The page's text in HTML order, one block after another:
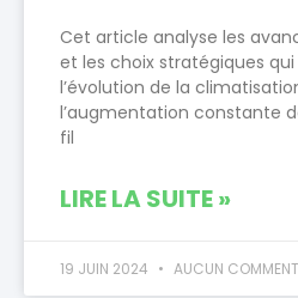
Cet article analyse les
et les choix stratégiques
l’évolution de la
l’augmentation constante
fil
LIRE LA SUITE »
19 JUIN 2024 AUCUN